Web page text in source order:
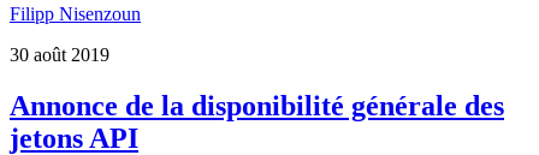
Filipp Nisenzoun
30 août 2019
Annonce de la disponibilité générale des
jetons API